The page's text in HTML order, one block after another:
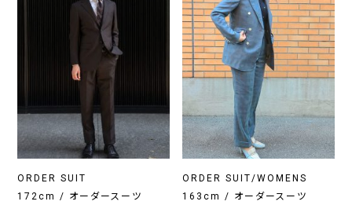
ORDER SUIT
172cm / オーダースーツ
ORDER SUIT/WOMENS
163cm / オーダースーツ